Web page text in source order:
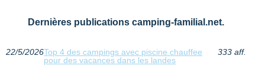
Dernières publications camping-familial.net.
22/5/2026Top 4 des campings avec piscine chauffee
pour des vacances dans les landes
333 aff.